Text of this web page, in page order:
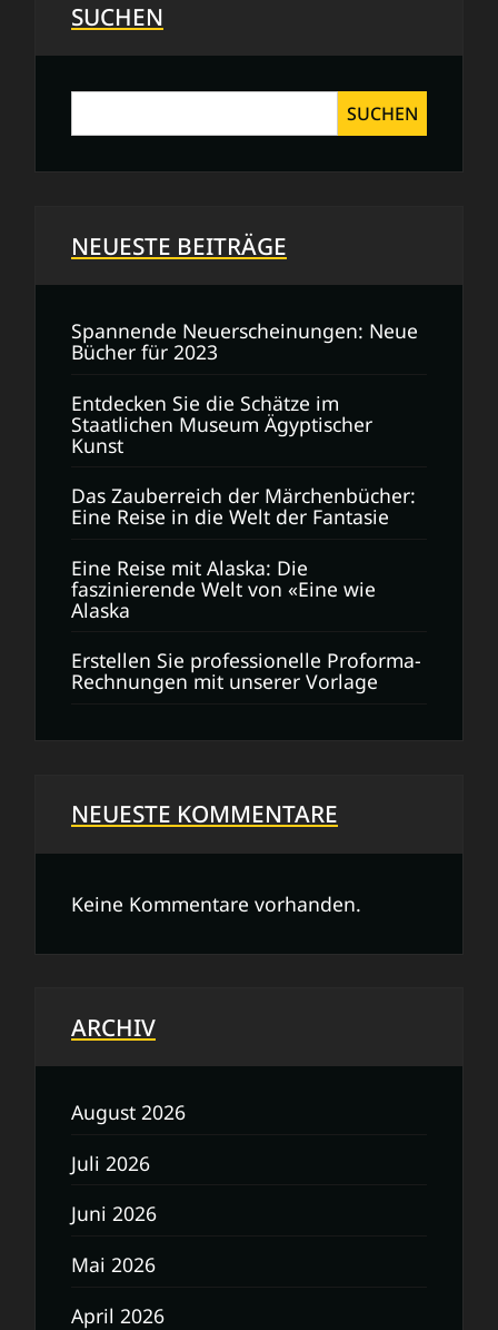
SUCHEN
SUCHEN
NEUESTE BEITRÄGE
Spannende Neuerscheinungen: Neue
Bücher für 2023
Entdecken Sie die Schätze im
Staatlichen Museum Ägyptischer
Kunst
Das Zauberreich der Märchenbücher:
Eine Reise in die Welt der Fantasie
Eine Reise mit Alaska: Die
faszinierende Welt von «Eine wie
Alaska
Erstellen Sie professionelle Proforma-
Rechnungen mit unserer Vorlage
NEUESTE KOMMENTARE
Keine Kommentare vorhanden.
ARCHIV
August 2026
Juli 2026
Juni 2026
Mai 2026
April 2026